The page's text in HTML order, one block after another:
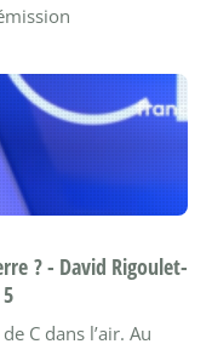
? - David Rigoulet-
C dans l’air. Au